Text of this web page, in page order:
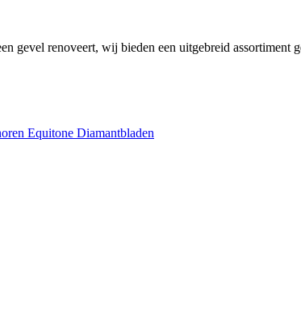
gevel renoveert, wij bieden een uitgebreid assortiment
Equitone Diamantbladen